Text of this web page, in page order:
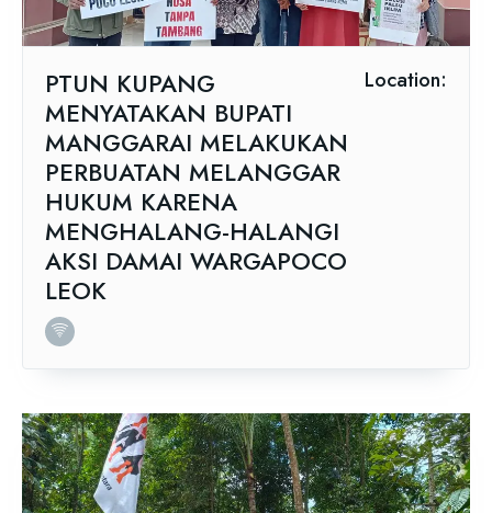
PTUN KUPANG
MENYATAKAN BUPATI
MANGGARAI MELAKUKAN
PERBUATAN MELANGGAR
HUKUM KARENA
MENGHALANG-HALANGI
AKSI DAMAI WARGAPOCO
LEOK
Location: